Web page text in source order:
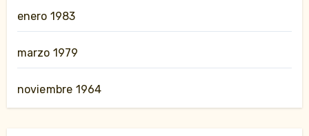
enero 1983
marzo 1979
noviembre 1964